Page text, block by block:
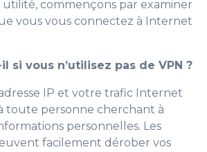
commençons par examiner
vous vous connectez à Internet
si vous n’utilisez pas de VPN ?
IP et votre trafic Internet
toute personne cherchant à
personnelles. Les
facilement dérober vos